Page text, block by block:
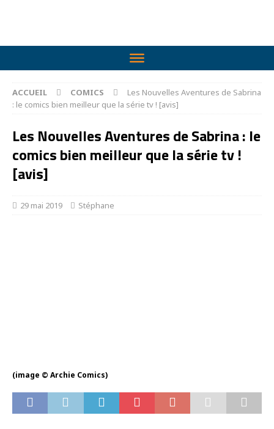
ACCUEIL COMICS
Les Nouvelles Aventures de Sabrina
: le comics bien meilleur que la série tv ! [avis]
Les Nouvelles Aventures de Sabrina : le
comics bien meilleur que la série tv !
[avis]
29 mai 2019 Stéphane
(image © Archie Comics)